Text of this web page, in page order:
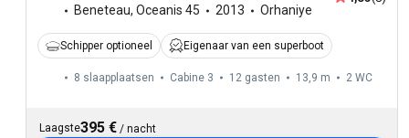
Beneteau, Oceanis 45 2013 Orhaniye
Schipper optioneel Eigenaar van een superboot
8 slaapplaatsen Cabine 3 12 gasten 13,9 m 2 WC
Laagste395 € / nacht